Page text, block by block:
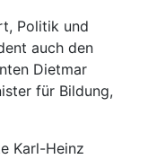
Politik und
auch den
Dietmar
für Bildung,
Karl-Heinz